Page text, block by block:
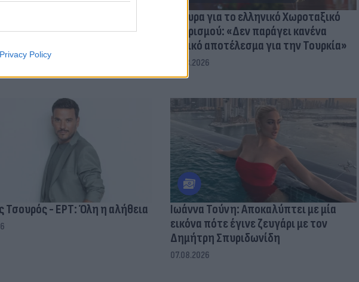
Privacy Policy
Η ολική έκλειψη ηλίου από
παρατηρητήριο
Άγκυρα για το ελληνικό Χωροταξικό
Τουρισμού: «Δεν παράγει κανένα
νομικό αποτέλεσμα για την Τουρκία»
07.08.2026
Τσουρός - ΕΡΤ: Όλη η αλήθεια
Ιωάννα Τούνη: Αποκαλύπτει με μία
εικόνα πότε έγινε ζευγάρι με τον
Δημήτρη Σπυριδωνίδη
07.08.2026